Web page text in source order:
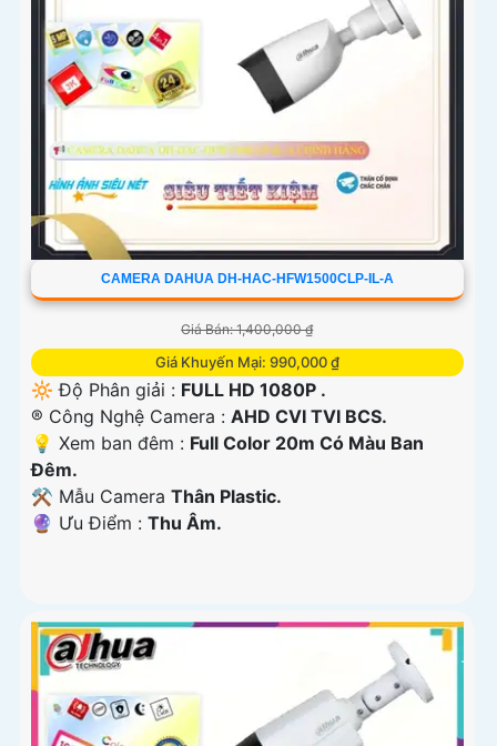
CAMERA DAHUA DH-HAC-HFW1500CLP-IL-A
Giá Bán: 1,400,000 ₫
Giá Khuyến Mại: 990,000 ₫
🔆 Độ Phân giải : FULL HD 1080P .
®️ Công Nghệ Camera : AHD CVI TVI BCS.
💡 Xem ban đêm : Full Color 20m Có Màu Ban
Đêm.
⚒ Mẫu Camera Thân Plastic.
️🔮 Ưu Điểm : Thu Âm.